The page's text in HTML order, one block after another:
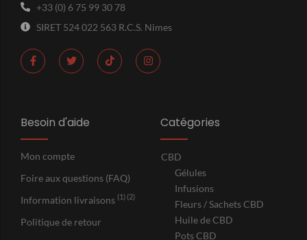
+33 (0) 6 75 99 30 78
SIRET 524 022 563 R.C.S. Nimes
Besoin d'aide
Mon compte
Foire aux questions (FAQ)
Information livraisons (1) (2)
Politique de retour
Catégories
CBD
Gélules
Infusions
Fleurs / Sachets CBD
Huile de CBD
Pots CBD